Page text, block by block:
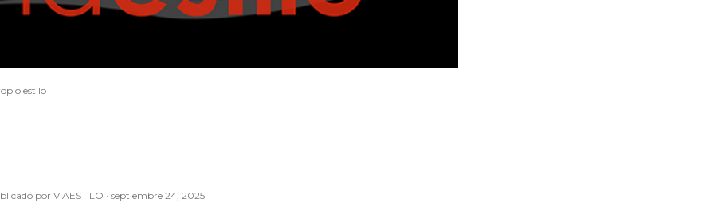
estilo
por VIAESTILO septiembre 24, 2025